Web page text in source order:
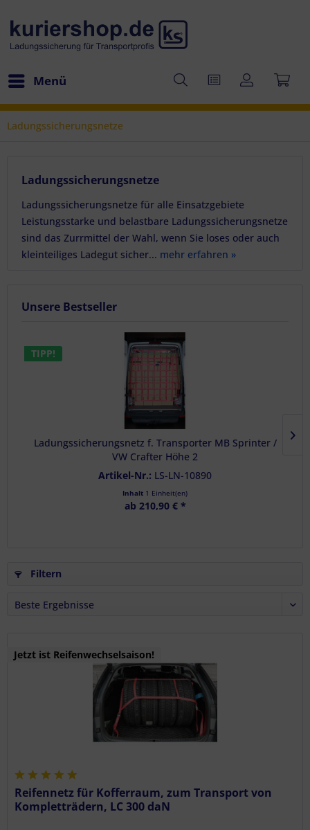
Menü
Ladungssicherungsnetze
Ladungssicherungsnetze
Ladungssicherungsnetze für alle Einsatzgebiete
Leistungsstarke und belastbare Ladungssicherungsnetze
sind das Zurrmittel der Wahl, wenn Sie loses oder auch
kleinteiliges Ladegut sicher... mehr erfahren »
Unsere Bestseller
TIPP!
Ladungssicherungsnetz f. Transporter MB Sprinter /
VW Crafter Höhe 2
Artikel-Nr.: LS-LN-10890
Inhalt 1 Einheit(en)
ab 210,90 € *
Filtern
Jetzt ist Reifenwechselsaison!
Reifennetz für Kofferraum, zum Transport von
Kompletträdern, LC 300 daN